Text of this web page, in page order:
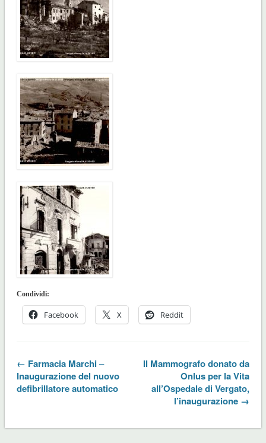
Condividi:
Facebook X Reddit
← Farmacia Marchi –
Inaugurazione del nuovo
defibrillatore automatico
Il Mammografo donato da
Onlus per la Vita
all’Ospedale di Vergato,
l’inaugurazione →